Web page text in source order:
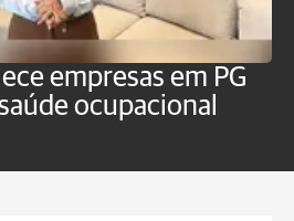
empresas em PG
ocupacional